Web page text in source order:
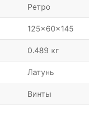
Ретро
125x60x145
0.489 кг
Латунь
Винты